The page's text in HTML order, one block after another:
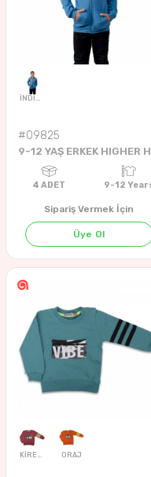
#09825
Sipariş Vermek İçin
Üye Ol